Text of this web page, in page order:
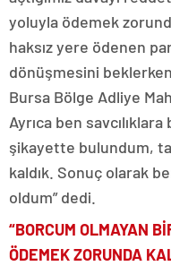
yoluyla ödemek
haksız yere ödenen
dönüşmesini
Bursa Bölge Adliye
Ayrıca ben
şikayette bulundum,
kaldık. Sonuç olarak
oldum” dedi.
“BORCUM OLMAYAN
ÖDEMEK ZORUNDA